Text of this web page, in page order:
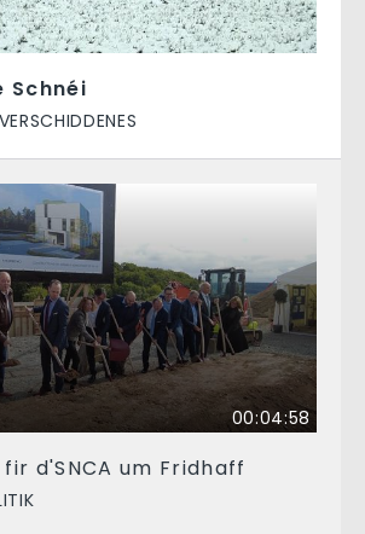
Schnéi
VERSCHIDDENES
00:04:58
d'SNCA um Fridhaff